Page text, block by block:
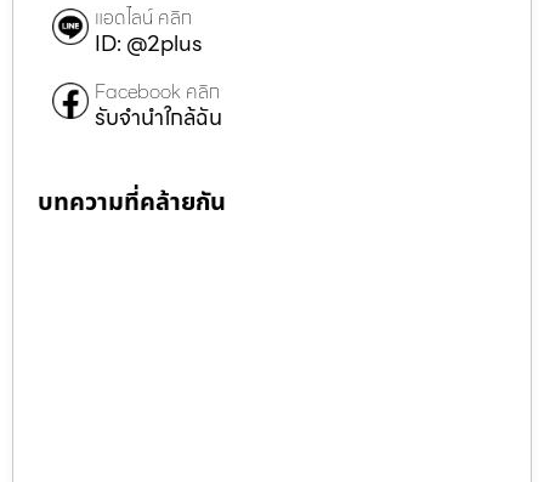
แอดไลน์ คลิก
ID: @2plus
Facebook คลิก
รับจำนำใกล้ฉัน
บทความที่คล้ายกัน